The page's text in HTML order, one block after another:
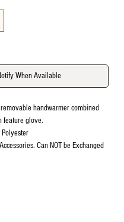
When Available
handwarmer combined
feature glove.
Can NOT be Exchanged